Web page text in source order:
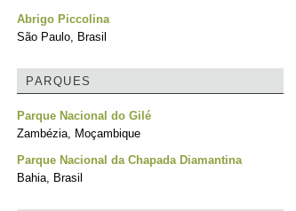
Abrigo Piccolina
São Paulo, Brasil
PARQUES
Parque Nacional do Gilé
Zambézia, Moçambique
Parque Nacional da Chapada Diamantina
Bahia, Brasil